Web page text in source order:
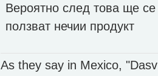
Вероятно след това ще се
ползват нечии продукт
As they say in Mexico,